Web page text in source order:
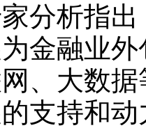
分析指
金融业
、大数
支持和动